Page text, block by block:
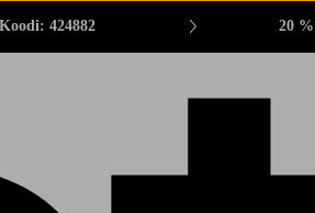
424882 20